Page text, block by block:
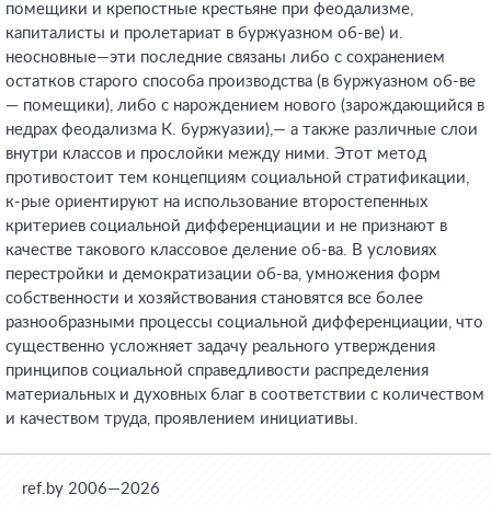
помещики и крепостные крестьяне при феодализме,
капиталисты и пролетариат в буржуазном об-ве) и.
неосновные—эти последние связаны либо с сохранением
остатков старого способа производства (в буржуазном об-ве
— помещики), либо с нарождением нового (зарождающийся в
недрах феодализма К. буржуазии),— а также различные слои
внутри классов и прослойки между ними. Этот метод
противостоит тем концепциям социальной стратификации,
к-рые ориентируют на использование второстепенных
критериев социальной дифференциации и не признают в
качестве такового классовое деление об-ва. В условиях
перестройки и демократизации об-ва, умножения форм
собственности и хозяйствования становятся все более
разнообразными процессы социальной дифференциации, что
существенно усложняет задачу реального утверждения
принципов социальной справедливости распределения
материальных и духовных благ в соответствии с количеством
и качеством труда, проявлением инициативы.
ref.by 2006—2026